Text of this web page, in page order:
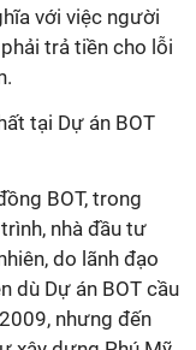
với việc người
trả tiền cho lỗi
tại Dự án BOT
BOT, trong
nhà đầu tư
do lãnh đạo
dù Dự án BOT cầu
nhưng đến